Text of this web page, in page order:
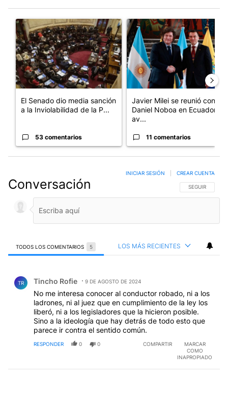
Un artículo de tendencia con el título "El Senado dio media
El Senado dio media sanción
a la Inviolabilidad de la P...
53 comentarios
Un artículo de tendencia con
Javier Milei se reunió con
Daniel Noboa en Ecuador y
av...
11 comentarios
Conversación SIGA ESTA
SEGUIR
INICIAR SESIÓN CREAR CUENTA
TODOS LOS COMENTARIOS 5 LOS MÁS RECIENTES
TR Tincho Rofie 9 DE AGOSTO DE 2024
No me interesa conocer al conductor robado, ni a los
ladrones, ni al juez que en cumplimiento de la ley los
liberó, ni a los legisladores que la hicieron posible.
Sino a la ideología que hay detrás de todo esto que
parece ir contra el sentido común.
RESPONDER 0 0 COMPARTIR
MARCAR
COMO
INAPROPIADO